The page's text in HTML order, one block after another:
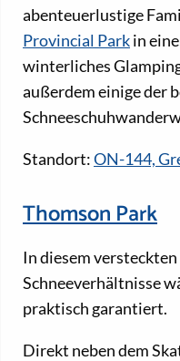
abenteuerlustige
Provincial Parkin
winterliches
außerdem einige der
Standort:ON-144,
Thomson Park
In diesem
Schneeverhältnisse
praktisch garantiert.
Direkt neben dem